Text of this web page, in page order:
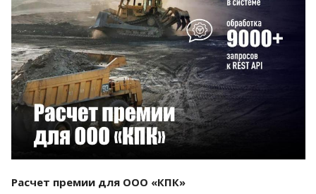
Смотреть проект
Расчет премии для ООО «КПК»